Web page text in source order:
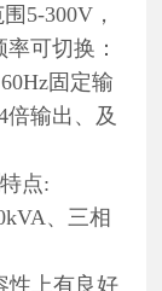
5-300V，
可切换：
固定输
倍输出、及
特点:
、三相
性上有良好